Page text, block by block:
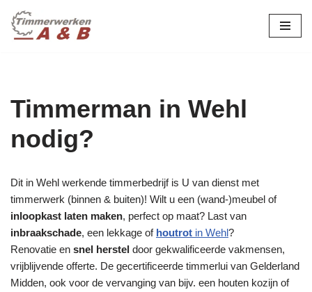
Ga
Timmerman in Wehl
nodig?
Dit in Wehl werkende timmerbedrijf is U van dienst met
timmerwerk (binnen & buiten)! Wilt u een (wand-)meubel of
inloopkast laten maken, perfect op maat? Last van
inbraakschade, een lekkage of houtrot in Wehl?
Renovatie en snel herstel door gekwalificeerde vakmensen,
vrijblijvende offerte. De gecertificeerde timmerlui van Gelderland
Midden, ook voor de vervanging van bijv. een houten kozijn of